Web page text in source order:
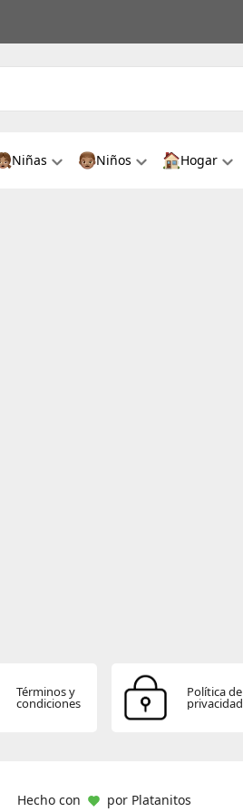
Niñas Niños Hogar
Términos y
condiciones
Política de
privacidad
Hecho con por Platanitos